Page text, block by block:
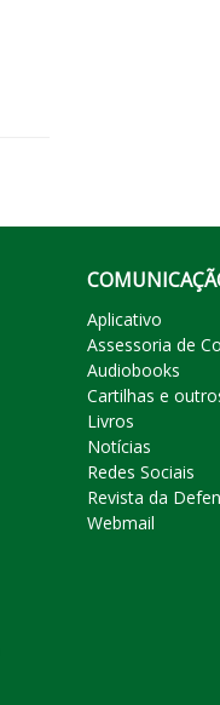
Aplicativo
Assessoria de
Audiobooks
Cartilhas e
Livros
Notícias
Redes Sociais
Revista da
Webmail